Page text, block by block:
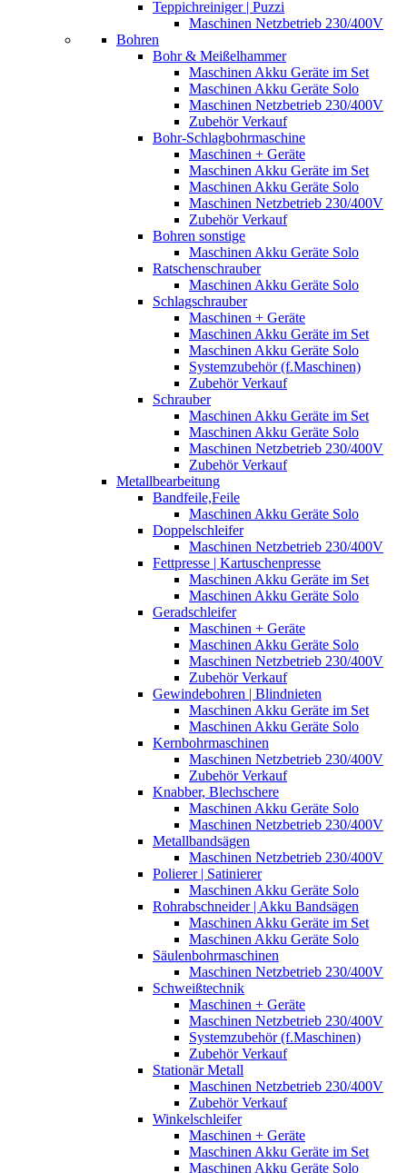
Teppichreiniger | Puzzi
Maschinen Netzbetrieb 230/400V
Bohren
Bohr & Meißelhammer
Maschinen Akku Geräte im Set
Maschinen Akku Geräte Solo
Maschinen Netzbetrieb 230/400V
Zubehör Verkauf
Bohr-Schlagbohrmaschine
Maschinen + Geräte
Maschinen Akku Geräte im Set
Maschinen Akku Geräte Solo
Maschinen Netzbetrieb 230/400V
Zubehör Verkauf
Bohren sonstige
Maschinen Akku Geräte Solo
Ratschenschrauber
Maschinen Akku Geräte Solo
Schlagschrauber
Maschinen + Geräte
Maschinen Akku Geräte im Set
Maschinen Akku Geräte Solo
Systemzubehör (f.Maschinen)
Zubehör Verkauf
Schrauber
Maschinen Akku Geräte im Set
Maschinen Akku Geräte Solo
Maschinen Netzbetrieb 230/400V
Zubehör Verkauf
Metallbearbeitung
Bandfeile,Feile
Maschinen Akku Geräte Solo
Doppelschleifer
Maschinen Netzbetrieb 230/400V
Fettpresse | Kartuschenpresse
Maschinen Akku Geräte im Set
Maschinen Akku Geräte Solo
Geradschleifer
Maschinen + Geräte
Maschinen Akku Geräte Solo
Maschinen Netzbetrieb 230/400V
Zubehör Verkauf
Gewindebohren | Blindnieten
Maschinen Akku Geräte im Set
Maschinen Akku Geräte Solo
Kernbohrmaschinen
Maschinen Netzbetrieb 230/400V
Zubehör Verkauf
Knabber, Blechschere
Maschinen Akku Geräte Solo
Maschinen Netzbetrieb 230/400V
Metallbandsägen
Maschinen Netzbetrieb 230/400V
Polierer | Satinierer
Maschinen Akku Geräte Solo
Rohrabschneider | Akku Bandsägen
Maschinen Akku Geräte im Set
Maschinen Akku Geräte Solo
Säulenbohrmaschinen
Maschinen Netzbetrieb 230/400V
Schweißtechnik
Maschinen + Geräte
Maschinen Netzbetrieb 230/400V
Systemzubehör (f.Maschinen)
Zubehör Verkauf
Stationär Metall
Maschinen Netzbetrieb 230/400V
Zubehör Verkauf
Winkelschleifer
Maschinen + Geräte
Maschinen Akku Geräte im Set
Maschinen Akku Geräte Solo